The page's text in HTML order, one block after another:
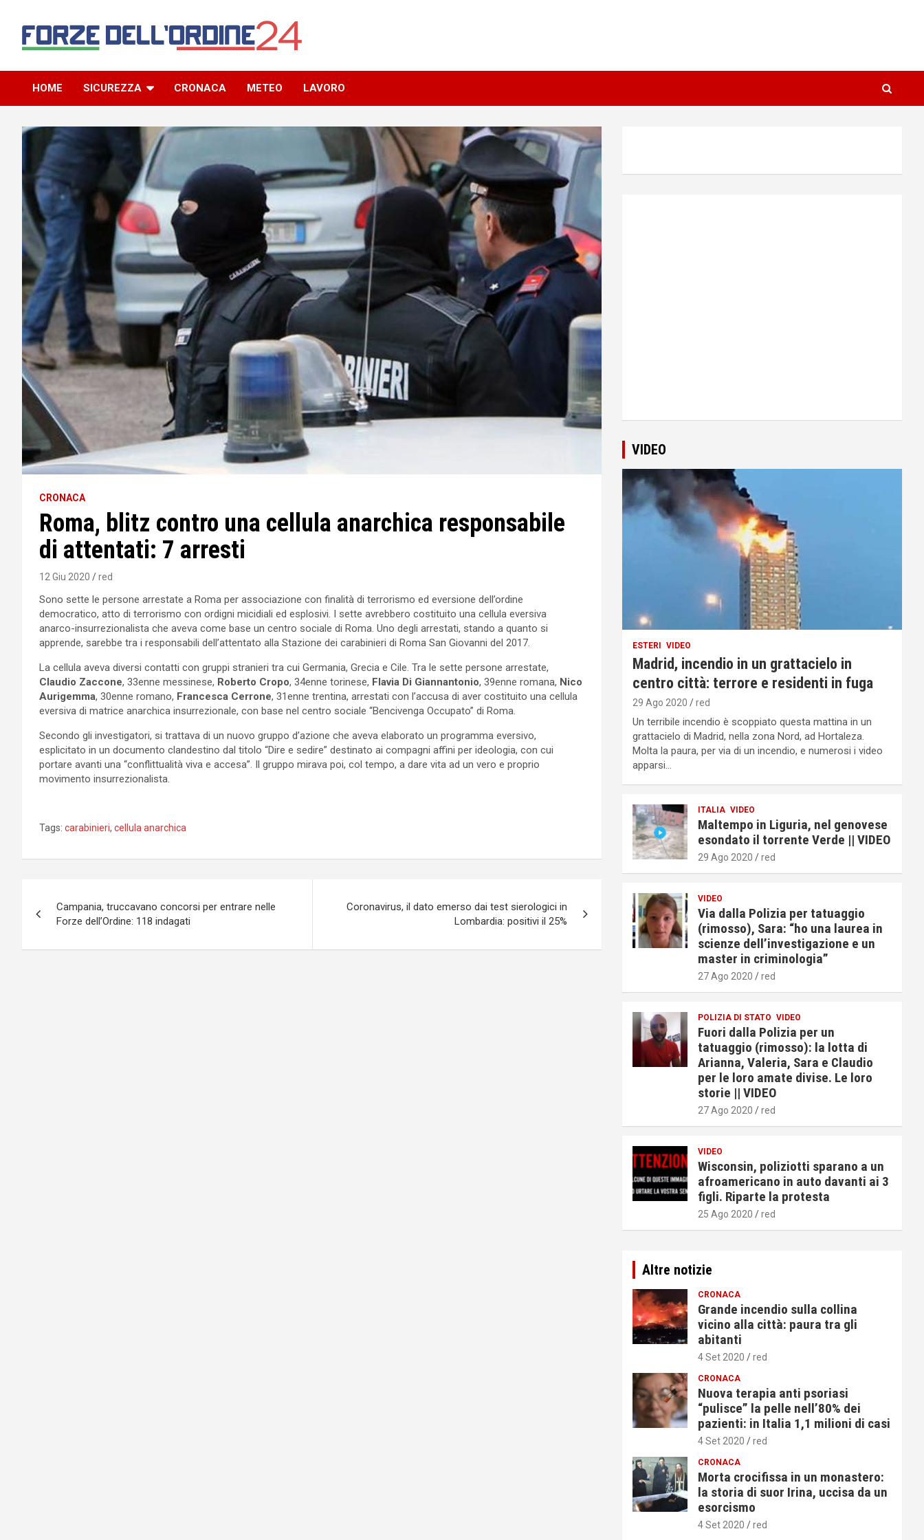
content
Forze dell’Ordine 24
HOME SICUREZZA CRONACA METEO LAVORO
CRONACA
Roma, blitz contro una cellula anarchica responsabile
di attentati: 7 arresti
12 Giu 2020 red
Sono sette le persone arrestate a Roma per associazione con finalità di terrorismo ed eversione dell’ordine
democratico, atto di terrorismo con ordigni micidiali ed esplosivi. I sette avrebbero costituito una cellula eversiva
anarco-insurrezionalista che aveva come base un centro sociale di Roma. Uno degli arrestati, stando a quanto si
apprende, sarebbe tra i responsabili dell’attentato alla Stazione dei carabinieri di Roma San Giovanni del 2017.
La cellula aveva diversi contatti con gruppi stranieri tra cui Germania, Grecia e Cile. Tra le sette persone arrestate,
Claudio Zaccone, 33enne messinese, Roberto Cropo, 34enne torinese, Flavia Di Giannantonio, 39enne romana, Nico
Aurigemma, 30enne romano, Francesca Cerrone, 31enne trentina, arrestati con l’accusa di aver costituito una cellula
eversiva di matrice anarchica insurrezionale, con base nel centro sociale “Bencivenga Occupato” di Roma.
Secondo gli investigatori, si trattava di un nuovo gruppo d’azione che aveva elaborato un programma eversivo,
esplicitato in un documento clandestino dal titolo “Dire e sedire” destinato ai compagni affini per ideologia, con cui
portare avanti una “conflittualità viva e accesa”. Il gruppo mirava poi, col tempo, a dare vita ad un vero e proprio
movimento insurrezionalista.
Tags: carabinieri, cellula anarchica
articoli
Campania, truccavano concorsi per entrare nelle
Forze dell’Ordine: 118 indagati
Coronavirus, il dato emerso dai test sierologici in
Lombardia: positivi il 25%
VIDEO
ESTERI VIDEO
Madrid, incendio in un grattacielo in
centro città: terrore e residenti in fuga
29 Ago 2020 red
Un terribile incendio è scoppiato questa mattina in un
grattacielo di Madrid, nella zona Nord, ad Hortaleza.
Molta la paura, per via di un incendio, e numerosi i video
apparsi…
ITALIA VIDEO
Maltempo in Liguria, nel genovese
esondato il torrente Verde || VIDEO
29 Ago 2020 red
VIDEO
Via dalla Polizia per tatuaggio
(rimosso), Sara: “ho una laurea in
scienze dell’investigazione e un
master in criminologia”
27 Ago 2020 red
POLIZIA DI STATO VIDEO
Fuori dalla Polizia per un
tatuaggio (rimosso): la lotta di
Arianna, Valeria, Sara e Claudio
per le loro amate divise. Le loro
storie || VIDEO
27 Ago 2020 red
VIDEO
Wisconsin, poliziotti sparano a un
afroamericano in auto davanti ai 3
figli. Riparte la protesta
25 Ago 2020 red
Altre notizie
CRONACA
Grande incendio sulla collina
vicino alla città: paura tra gli
abitanti
4 Set 2020 red
CRONACA
Nuova terapia anti psoriasi
“pulisce” la pelle nell’80% dei
pazienti: in Italia 1,1 milioni di casi
4 Set 2020 red
CRONACA
Morta crocifissa in un monastero:
la storia di suor Irina, uccisa da un
esorcismo
4 Set 2020 red